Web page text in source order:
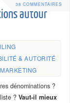
38 COMMENTAIRES
autour
& AUTORITÉ
dénominations ?
? Vaut-il mieux